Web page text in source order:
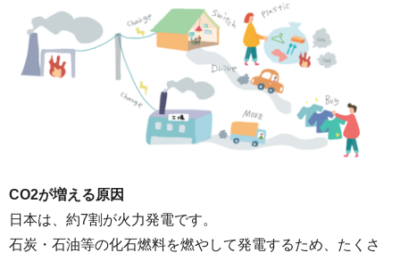
CO2が増える原因
日本は、約7割が火力発電です。
石炭・石油等の化石燃料を燃やして発電するため、たくさ